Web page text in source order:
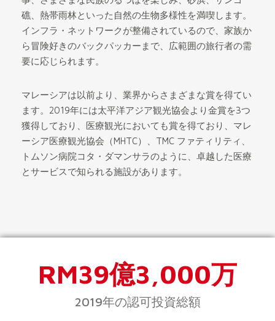
礁、熱帯雨林といった自然の生物多様性を満喫します。
インフラ・ネットワークが整備されているので、家族か
ら冒険好きのバックパッカーまで、広範囲の旅行者の需
要に応じられます。
マレーシアは以前より、業界からさまざまな賞を得てい
ます。2019年には太平洋アジア観光協会より金賞を3つ
獲得しており、医療観光においても賞を得ており、マレ
ーシア医療観光協会（MHTC）、TMC ファティリティ、
トムソン病院コタ・ダマンサラのように、卓越した医療
とサービスで知られる施設があります。
RM39億3,000万
2019年の認可投資総額